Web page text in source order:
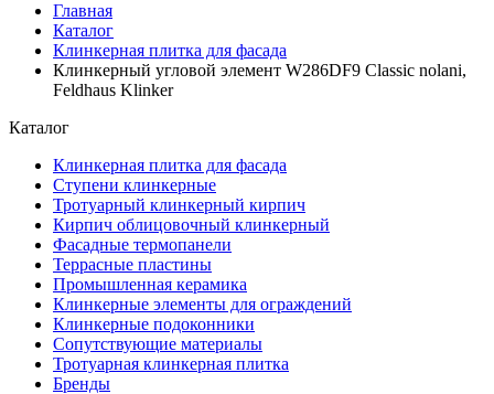
Главная
Каталог
Клинкерная плитка для фасада
Клинкерный угловой элемент W286DF9 Classic nolani,
Feldhaus Klinker
Каталог
Клинкерная плитка для фасада
Ступени клинкерные
Тротуарный клинкерный кирпич
Кирпич облицовочный клинкерный
Фасадные термопанели
Террасные пластины
Промышленная керамика
Клинкерные элементы для ограждений
Клинкерные подоконники
Сопутствующие материалы
Тротуарная клинкерная плитка
Бренды